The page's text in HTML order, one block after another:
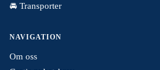
🚘 Transporter
NAVIGATION
Om oss